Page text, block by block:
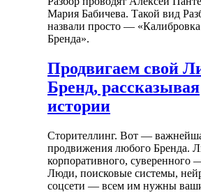
Мария Бабичева. Такой вид
назвали просто —
Бренда».
Продвигаем свой
Бренд, рассказывая
истории
Сторителлинг. Вот —
продвижения любого Бренда.
корпоративного, суверенного
Люди, поисковые системы,
соцсети — всем им нужны